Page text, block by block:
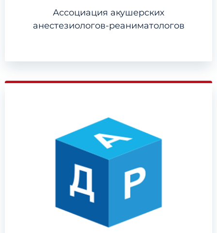
Ассоциация акушерских
анестезиологов-реаниматологов